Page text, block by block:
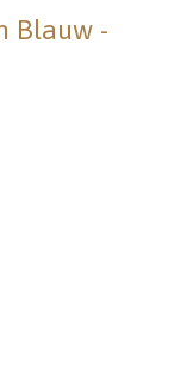
Blauw -